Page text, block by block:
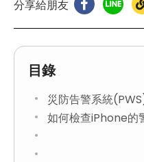
分享給朋友
目錄
災防告警系統
如何檢查iPhone的